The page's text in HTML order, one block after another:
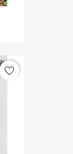
favorite_border